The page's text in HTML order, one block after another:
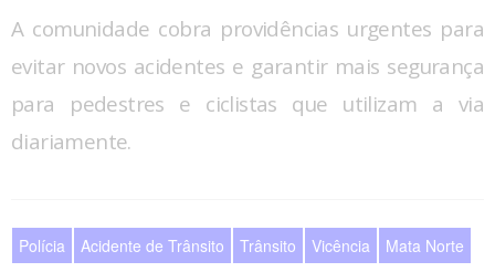
A comunidade cobra providências urgentes para
evitar novos acidentes e garantir mais segurança
para pedestres e ciclistas que utilizam a via
diariamente.
Polícia Acidente de Trânsito Trânsito Vicência Mata Norte